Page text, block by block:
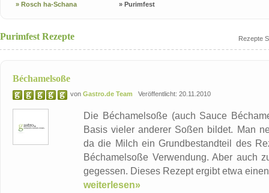
» Rosch ha-Schana
» Purimfest
Purimfest Rezepte Rezepte
Béchamelsoße
von Gastro.de Team Veröffentlicht: 20.11.2010
Die Béchamelsoße (auch Sauce
Basis vieler anderer Soßen bildet. Man
da die Milch ein Grundbestandteil des
Béchamelsoße Verwendung. Aber auch
gegessen. Dieses Rezept ergibt etwa
weiterlesen»